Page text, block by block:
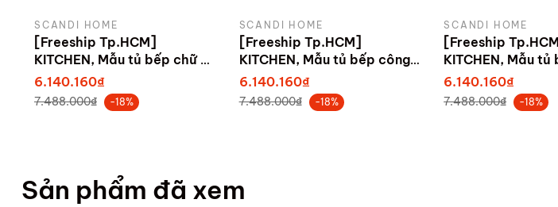
SCANDI HOME
[Freeship Tp.HCM]
KITCHEN, Mẫu tủ bếp chữ L
hiện đại gỗ công nghiệp cao
cấp KIT_005, sản xuất bởi
Scandi Home
6.140.160₫
7.488.000₫ -18%
SCANDI HOME
[Freeship Tp.HCM]
KITCHEN, Mẫu tủ bếp công
nghiệp hiện đại có đảo bếp
KIT_006, sản xuất bởi
Scandi Home
6.140.160₫
7.488.000₫ -18%
SCANDI HOME
[Freeship Tp.HCM]
KITCHEN, Mẫu
nghiệp hiện đại
KIT_007, sản
Scandi Home
6.140.160₫
7.488.000₫ -18%
Sản phẩm đã xem